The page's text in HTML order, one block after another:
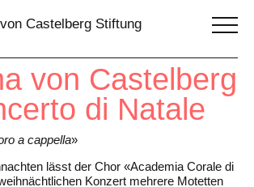
von Castelberg
di Natale
a cappella»
lässt der Chor «Academia Corale di
Konzert mehrere Motetten